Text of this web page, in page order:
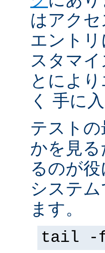
はアク
エント
スタマ
とによ
く 手に
テスト
かを見
るのが
システ
ます。
tail -f